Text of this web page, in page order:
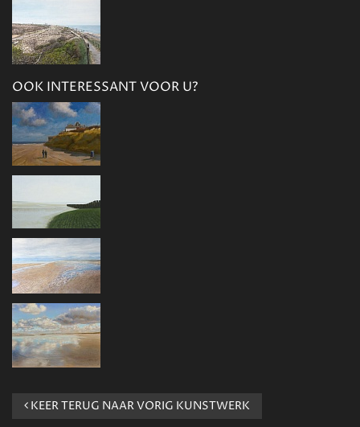
OOK INTERESSANT VOOR U?
KEER TERUG NAAR VORIG KUNSTWERK